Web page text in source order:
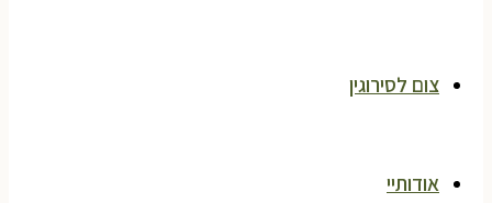
צום לסירוגין
אודותיי